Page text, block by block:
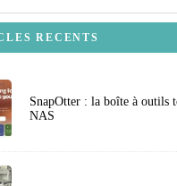
RECENTS
SnapOtter : la boîte à outils
NAS